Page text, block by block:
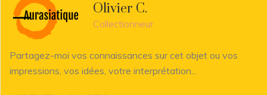
Olivier C.
Collectionneur
Partagez-moi vos connaissances sur cet objet ou vos
impressions, vos idées, votre interprétation...